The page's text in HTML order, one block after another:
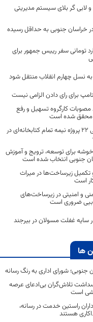
لابی گر بلای سیستم مدیریتی
خراسان جنوبی به حداقل رسیده
۳۰۵ میلیارد تومانی سفر رییس جمهور برای
نسل چهارم انقلاب منتقل شود
برای رای دادن الزامی نیست
درصد مصوبات کارگروه تسهیل و رفع
محقق شده است
در خراسان جنوبی ۲۲ پروژه نیمه تمام کتابخانه‌ای در
در فاز نخست ۱۱ خوشه برای توسعه، ترویج و آموزش
جنوبی انتخاب شده است
زیرساخت‌ها در میراث
است
و امنیتی در زیرساخت‌های
ضروری است
سایه غفلت مسولان در بیرجند
ها
جنوبی؛ شورای اداری به رنگ رسانه
تلاش‌گران بی‌ادعای عرصه
است
راستین خدمت در رسانه،
هستند